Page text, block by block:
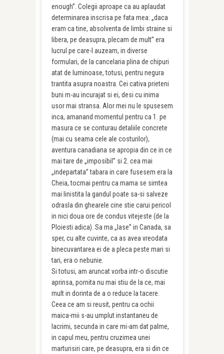
enough”. Colegii aproape ca au aplaudat
determinarea inscrisa pe fata mea: „daca
eram ca tine, absolventa de limbi straine si
libera, pe deasupra, plecam de mult” era
lucrul pe care-l auzeam, in diverse
formulari, de la cancelaria plina de chipuri
atat de luminoase, totusi, pentru negura
trantita asupra noastra. Cei cativa prieteni
buni m-au incurajat si ei, desi cu inima
usor mai stransa. Alor mei nu le spusesem
inca, amanand momentul pentru ca 1. pe
masura ce se conturau detaliile concrete
(mai cu seama cele ale costurilor),
aventura canadiana se apropia din ce in ce
mai tare de „imposibil” si 2. cea mai
„indepartata” tabara in care fusesem era la
Cheia, tocmai pentru ca mama se simtea
mai linistita la gandul poate sa-si salveze
odrasla din ghearele cine stie carui pericol
in nici doua ore de condus vitejeste (de la
Ploiesti adica). Sa ma „lase” in Canada, sa
sper, cu alte cuvinte, ca as avea vreodata
binecuvantarea ei de a pleca peste mari si
tari, era o nebunie.
Si totusi, am aruncat vorba intr-o discutie
aprinsa, pornita nu mai stiu de la ce, mai
mult in dorinta de a o reduce la tacere.
Ceea ce am si reusit, pentru ca ochii
maica-mii s-au umplut instantaneu de
lacrimi, secunda in care mi-am dat palme,
in capul meu, pentru cruzimea unei
marturisiri care, pe deasupra, era si din ce